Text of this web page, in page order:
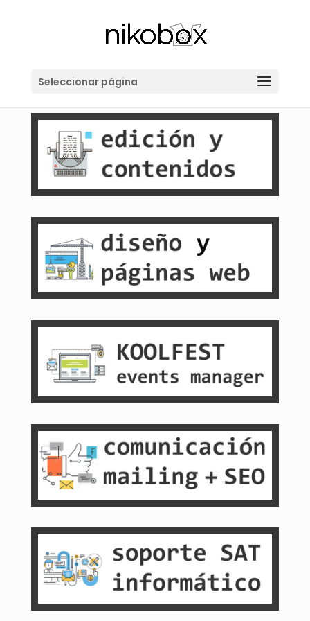
Seleccionar página